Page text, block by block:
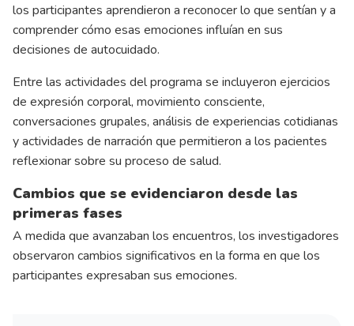
los participantes aprendieron a reconocer lo que sentían y a
comprender cómo esas emociones influían en sus
decisiones de autocuidado.
Entre las actividades del programa se incluyeron ejercicios
de expresión corporal, movimiento consciente,
conversaciones grupales, análisis de experiencias cotidianas
y actividades de narración que permitieron a los pacientes
reflexionar sobre su proceso de salud.
Cambios que se evidenciaron desde las
primeras fases
A medida que avanzaban los encuentros, los investigadores
observaron cambios significativos en la forma en que los
participantes expresaban sus emociones.